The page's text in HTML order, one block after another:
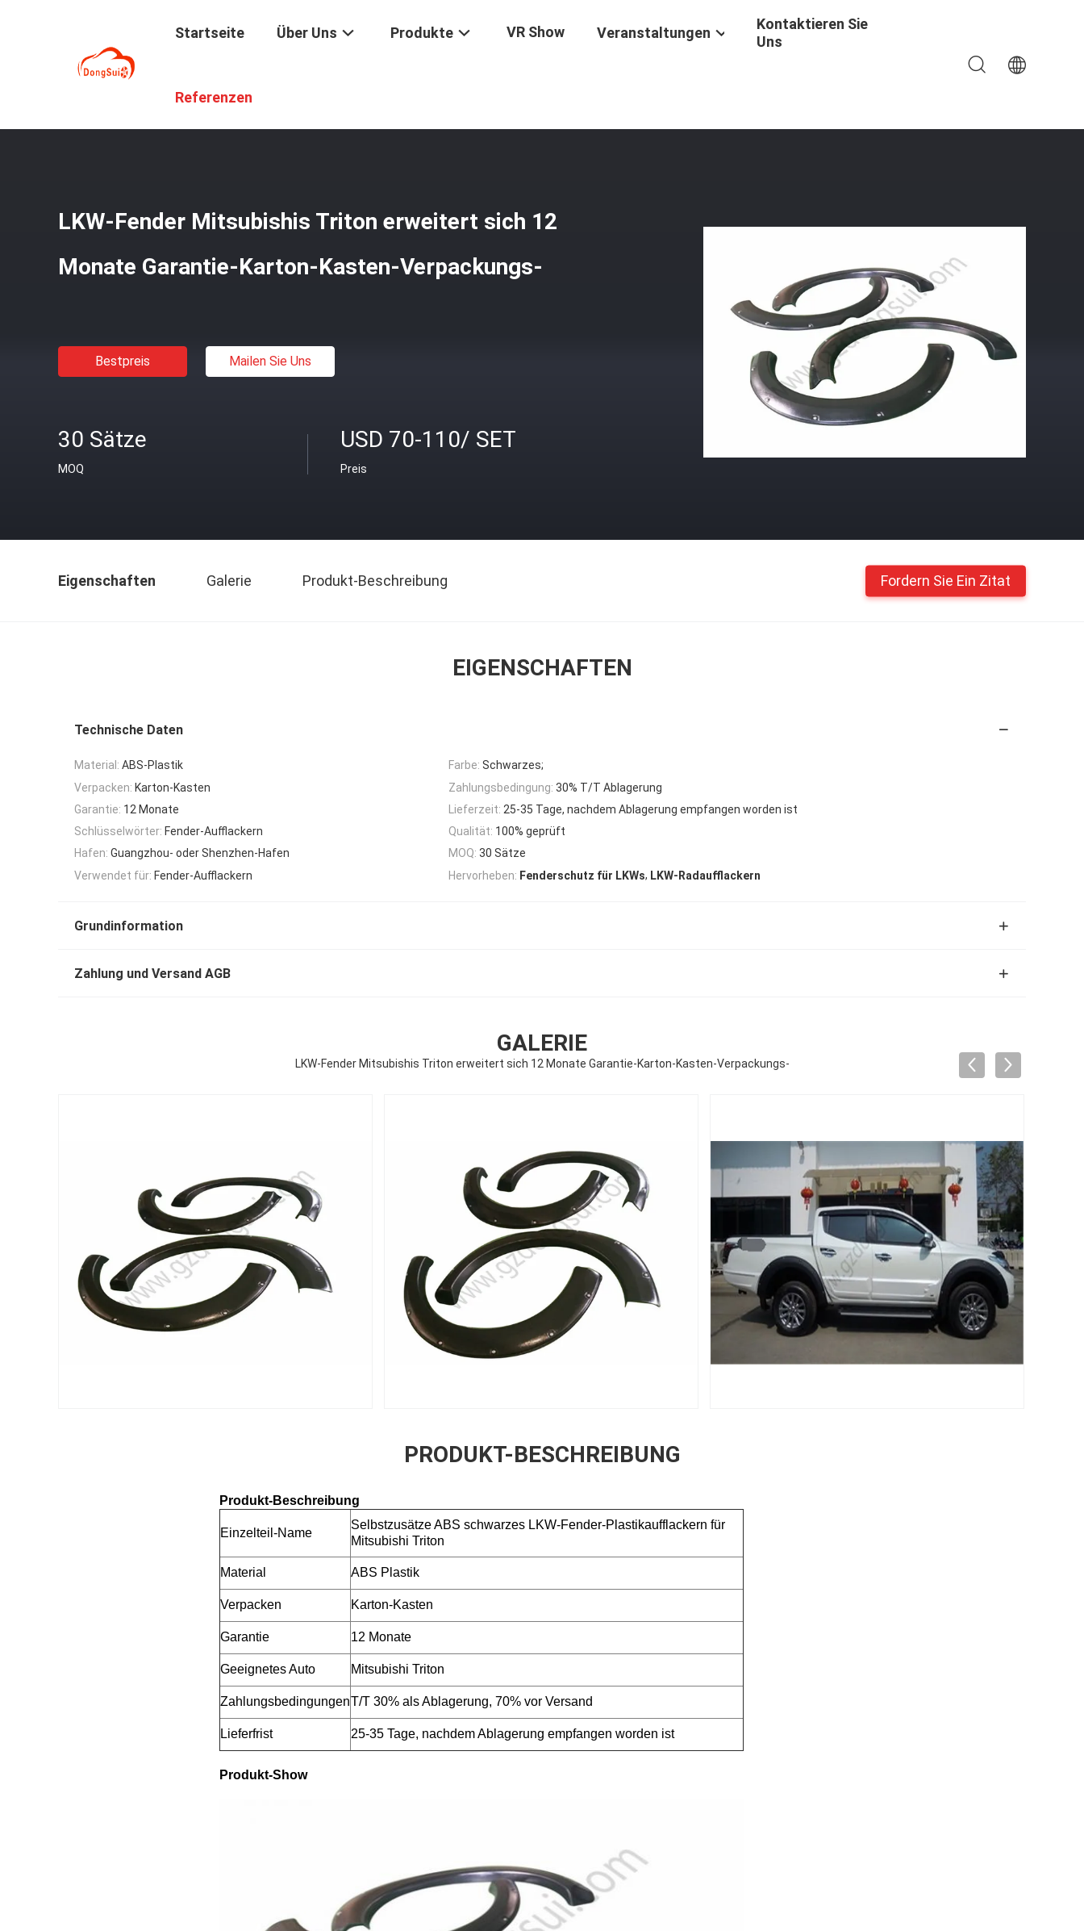
Startseite Über Uns Produkte VR Show Veranstaltungen
Kontaktieren Sie
Uns
Referenzen
LKW-Fender Mitsubishis Triton erweitert sich 12
Monate Garantie-Karton-Kasten-Verpackungs-
Bestpreis Mailen Sie Uns
30 Sätze
MOQ
USD 70-110/ SET
Preis
Eigenschaften Galerie Produkt-Beschreibung Fordern Sie Ein Zitat
EIGENSCHAFTEN
Technische Daten
Material: ABS-Plastik Farbe: Schwarzes;
Verpacken: Karton-Kasten Zahlungsbedingung: 30% T/T Ablagerung
Garantie: 12 Monate Lieferzeit: 25-35 Tage, nachdem Ablagerung empfangen worden ist
Schlüsselwörter: Fender-Aufflackern Qualität: 100% geprüft
Hafen: Guangzhou- oder Shenzhen-Hafen MOQ: 30 Sätze
Verwendet für: Fender-Aufflackern Hervorheben: Fenderschutz für LKWs, LKW-Radaufflackern
Grundinformation
Zahlung und Versand AGB
GALERIE
LKW-Fender Mitsubishis Triton erweitert sich 12 Monate Garantie-Karton-Kasten-Verpackungs-
PRODUKT-BESCHREIBUNG
Produkt-Beschreibung
Einzelteil-Name
Selbstzusätze ABS schwarzes LKW-Fender-Plastikaufflackern für
Mitsubishi Triton
Material ABS Plastik
Verpacken Karton-Kasten
Garantie 12 Monate
Geeignetes Auto Mitsubishi Triton
ZahlungsbedingungenT/T 30% als Ablagerung, 70% vor Versand
Lieferfrist 25-35 Tage, nachdem Ablagerung empfangen worden ist
Produkt-Show